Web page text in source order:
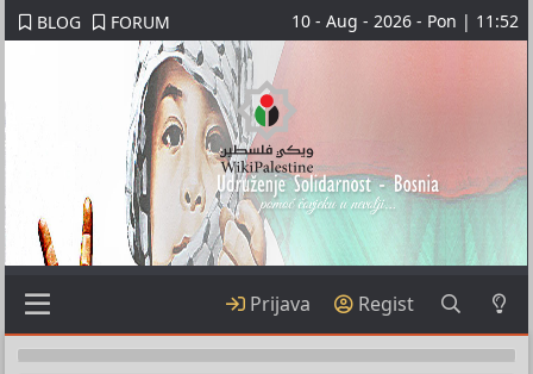
BLOG FORUM 10 - Aug - 2026 - Pon | 11:52
Prijava Regist